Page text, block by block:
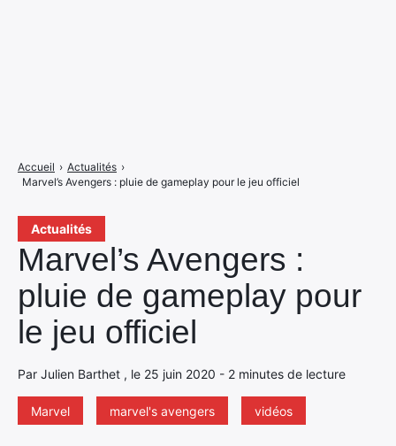
Actualités
Marvel’s Avengers :
pluie de gameplay pour
le jeu officiel
Par Julien Barthet , le 25 juin 2020 - 2 minutes de lecture
Marvel marvel's avengers vidéos
Accueil › Actualités ›
Marvel’s Avengers : pluie de gameplay pour le jeu officiel